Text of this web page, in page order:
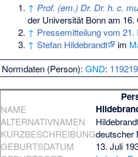
↑ Prof. (em.) Dr. Dr. h. c.
der Universität Bonn am 16.
↑ Pressemitteilung vom 21.
↑ Stefan Hildebrandt im
Normdaten (Person):GND:
NAME
ALTERNATIVNAMEN
KURZBESCHREIBUNGdeutscher
GEBURTSDATUM
13. Juli